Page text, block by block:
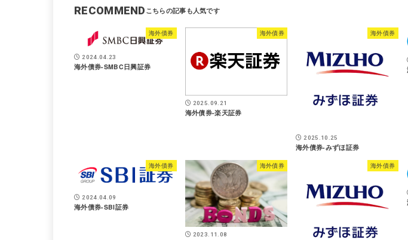
RECOMMEND
海外債券
2024.04.23
海外債券-SMBC日興証券
海外債券
2025.09.21
海外債券-楽天証券
海外債券
2025.10.25
海外債券-みずほ証券
海外債券
2024.04.09
海外債券-SBI証券
海外債券
2023.11.08
海外債券